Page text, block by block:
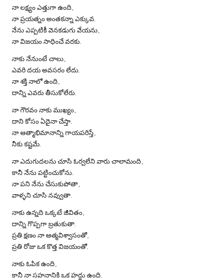
నా లక్ష్యం ఎత్తుగా ఉంది,
నా ప్రయత్నం అంతకన్నా ఎక్కువ.
నేను ఎప్పటికీ వెనకడుగు వేయను,
నా విజయం సాధించే వరకు.
నాకు నేనుంటే చాలు,
ఎవరి దయ అవసరం లేదు.
నా శక్తి నాలో ఉంది,
దాన్ని ఎవరు తీసుకోలేరు.
నా గౌరవం నాకు ముఖ్యం,
దాని కోసం ఏదైనా చేస్తా.
నా ఆత్మాభిమానాన్ని గాయపరిస్తే,
నీకు కష్టమే.
నా ఎదుగుదలను చూసి ఓర్వలేని వారు చాలామంది,
కానీ నేను పట్టించుకోను.
నా పని నేను చేసుకుపోతా,
వాళ్ళని చూసి నవ్వుతా.
నాకు ఉన్నది ఒక్కటే జీవితం,
దాన్ని గొప్పగా బ్రతుకుతా.
ప్రతి క్షణం నా ఆత్మవిశ్వాసంతో,
ప్రతి రోజు ఒక కొత్త విజయంతో.
నాకు ఓపిక ఉంది,
కానీ నా సహనానికి ఒక హద్దు ఉంది.